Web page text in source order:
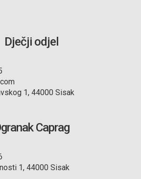
Dječji odjel
1, 44000 Sisak
Caprag
1, 44000 Sisak